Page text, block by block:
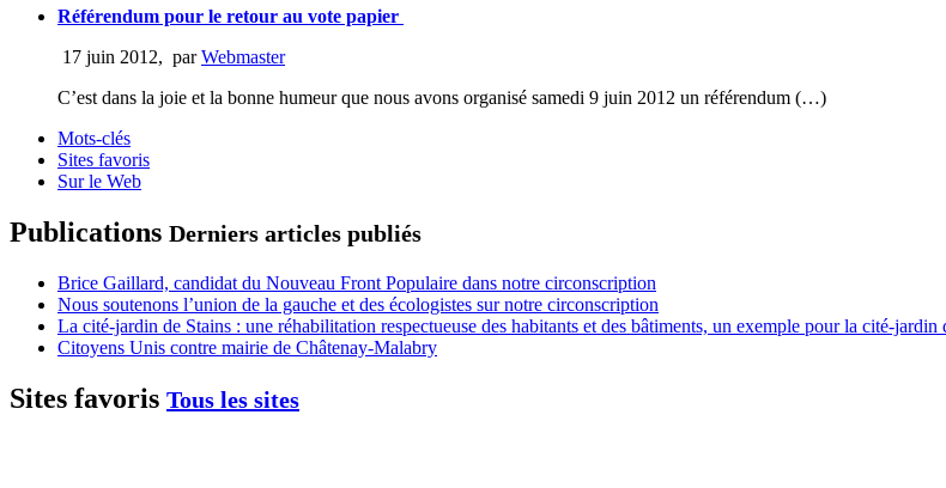
Référendum pour le retour au vote papier
17 juin 2012, parWebmaster
C’est dans la joie et la bonne humeur que nous avons organisé samedi 9 juin 2012 un référendum (…)
Mots-clés
Sites favoris
Sur le Web
Publications Derniers articles publiés
Brice Gaillard, candidat du Nouveau Front Populaire dans notre circonscription
Nous soutenons l’union de la gauche et des écologistes sur notre circonscription
La cité-jardin de Stains : une réhabilitation respectueuse des habitants et des bâtiments, un exemple pour la cité-
Citoyens Unis contre mairie de Châtenay-Malabry
Sites favoris Tous les sites